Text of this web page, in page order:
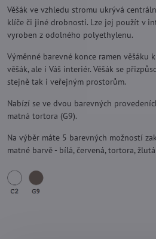
Věšák ve vzhledu stromu ukrývá
klíče či jiné drobnosti. Lze jej použít v
vyroben z odolného polyethylenu.
Výměnné barevné konce ramen věšáku
věšák, ale i Váš interiér. Věšák se
stejně tak i veřejným prostorům.
Nabízí se ve dvou barevných
matná tortora (G9).
Na výběr máte 5 barevných možností
matné barvě - bílá, červená, tortora,